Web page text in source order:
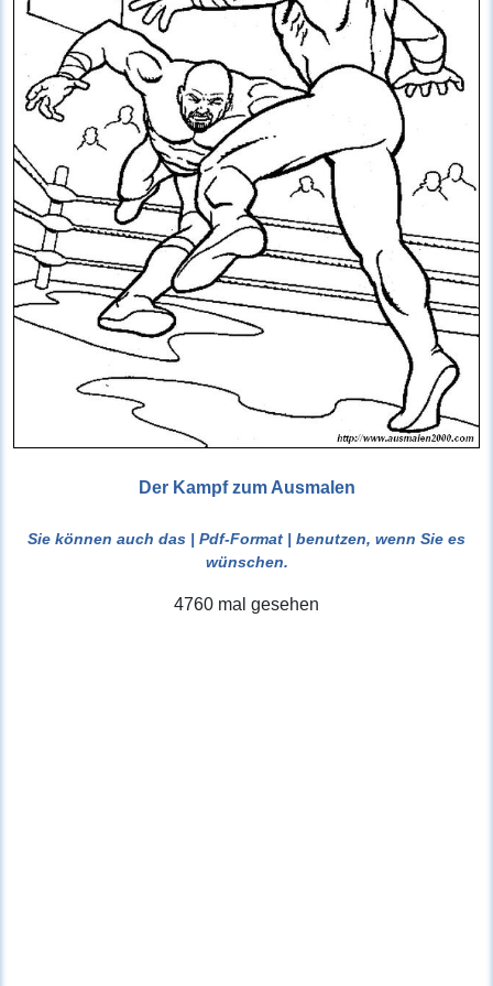
Der Kampf zum Ausmalen
Sie können auch das | Pdf-Format | benutzen, wenn Sie es
wünschen.
4760 mal gesehen